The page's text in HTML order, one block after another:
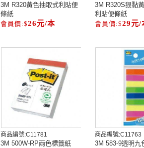
3M R320黃色抽取式利貼便
條紙
26元/本
3M R320S狠黏
利貼便條紙
29元/
商品編號:C11781
3M 500W-RP兩色標籤紙
商品編號:C11763
3M 583-9透明九